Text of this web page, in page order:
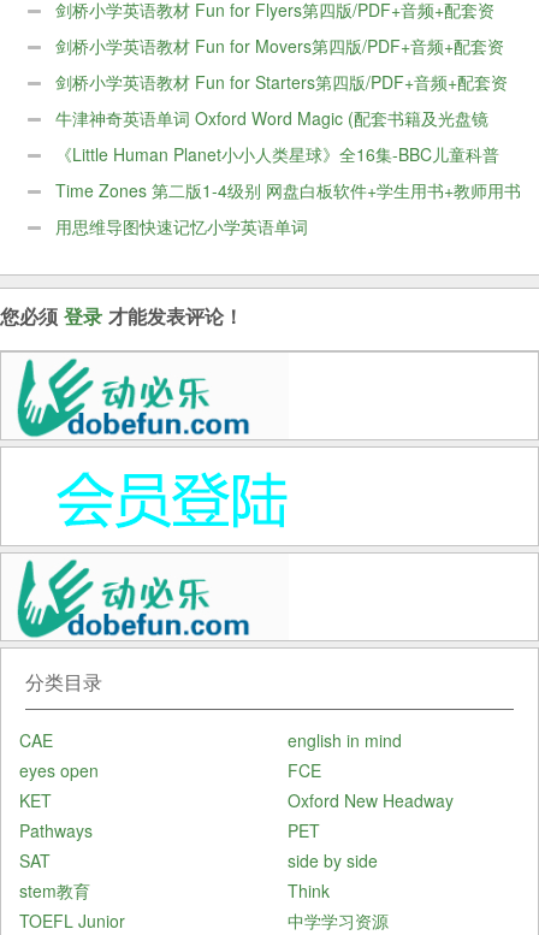
百度网盘下载
剑桥小学英语教材 Fun for Flyers第四版/PDF+音频+配套资
料 剑桥小学英语教材 Fun for Movers第四版/PDF+音频+配套资
料 剑桥小学英语教材 Fun for Starters第四版/PDF+音频+配套资
料 牛津神奇英语单词 Oxford Word Magic (配套书籍及光盘镜
像)
《Little Human Planet小小人类星球》全16集-BBC儿童科普
片 Time Zones 第二版1-4级别 网盘白板软件+学生用书+教师用书
+音频+视频
用思维导图快速记忆小学英语单词
您必须 登录 才能发表评论！
分类目录
CAE
english in mind
eyes open
FCE
KET
Oxford New Headway
Pathways
PET
SAT
side by side
stem教育
Think
TOEFL Junior
中学学习资源